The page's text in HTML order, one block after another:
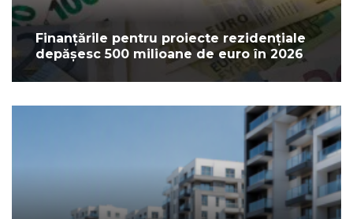
Finanțările pentru proiecte rezidențiale
depășesc 500 milioane de euro în 2026